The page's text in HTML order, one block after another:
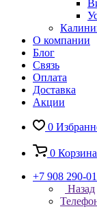
О компании
Блог
Связь
Оплата
Доставка
Акции
0
0 Корзина
+7 908 290-
Назад